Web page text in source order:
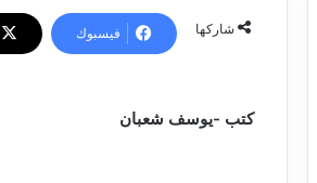
شاركها فيسبوك
كتب -يوسف شعبان